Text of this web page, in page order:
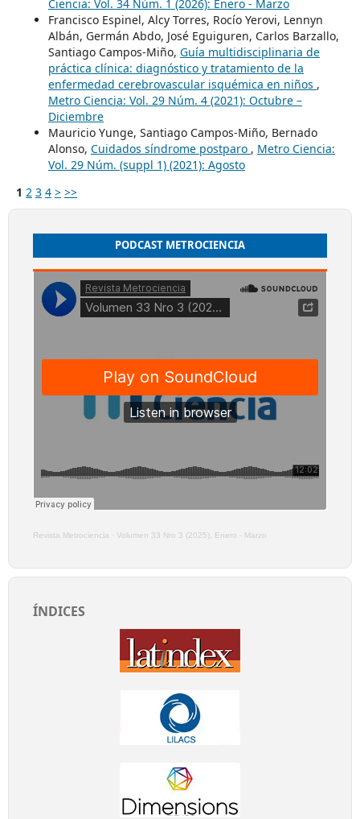
Ciencia: Vol. 34 Núm. 1 (2026): Enero - Marzo
Francisco Espinel, Alcy Torres, Rocío Yerovi, Lennyn
Albán, Germán Abdo, José Eguiguren, Carlos Barzallo,
Santiago Campos-Miño, Guía multidisciplinaria de
práctica clínica: diagnóstico y tratamiento de la
enfermedad cerebrovascular isquémica en niños ,
Metro Ciencia: Vol. 29 Núm. 4 (2021): Octubre –
Diciembre
Mauricio Yunge, Santiago Campos-Miño, Bernado
Alonso, Cuidados síndrome postparo , Metro Ciencia:
Vol. 29 Núm. (suppl 1) (2021): Agosto
1 2 3 4 > >>
PODCAST METROCIENCIA
Revista Metrociencia · Volumen 33 Nro 3 (2025), Enero - Marzo
ÍNDICES